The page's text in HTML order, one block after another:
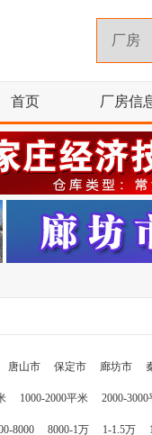
首页 厂房信
唐山市 保定市 廊坊市
1000-2000平米 2000-3000
8000 8000-1万 1-1.5万